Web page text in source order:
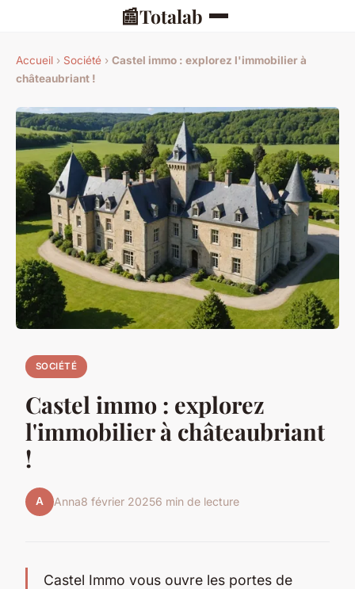
📰Totalab
Accueil › Société › Castel immo : explorez l'immobilier à
châteaubriant !
SOCIÉTÉ
Castel immo : explorez
l'immobilier à châteaubriant
!
A Anna8 février 20256 min de lecture
Castel Immo vous ouvre les portes de